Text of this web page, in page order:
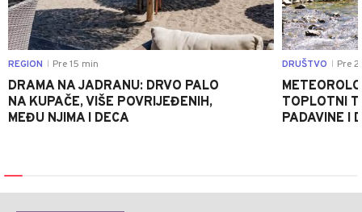
REGION Pre 15 min
DRAMA NA JADRANU: DRVO PALO
NA KUPAČE, VIŠE POVRIJEĐENIH,
MEĐU NJIMA I DECA
DRUŠTVO Pre
TOPLOTNI
PADAVINE I